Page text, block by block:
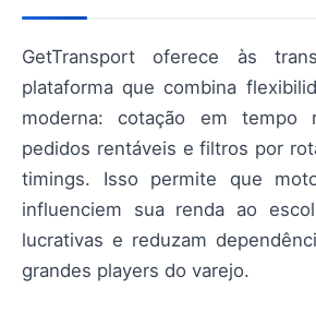
GetTransport oferece às
plataforma que combina
moderna: cotação em tempo
pedidos rentáveis e filtros por
timings. Isso permite que
influenciem sua renda ao
lucrativas e reduzam
grandes players do varejo.